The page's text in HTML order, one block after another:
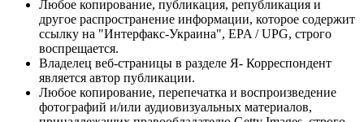
Любое копирование, публикация, републикация и
другое распространение информации, которое содержит
ссылку на "Интерфакс-Украина", EPA / UPG, строго
воспрещается.
Владелец веб-страницы в разделе Я- Корреспондент
является автор публикации.
Любое копирование, перепечатка и воспроизведение
фотографий и/или аудиовизуальных материалов,